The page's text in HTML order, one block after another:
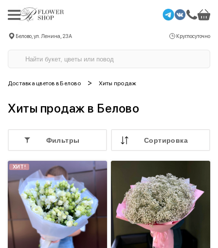
Белово, ул. Ленина, 23А Круглосуточно
Доставка цветов в Белово > Хиты продаж
Хиты продаж в Белово
Фильтры Cортировка
ХИТ!